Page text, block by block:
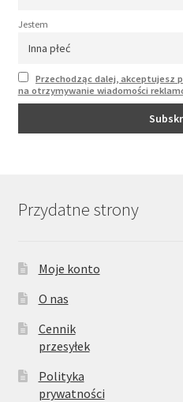
Jestem
Przechodząc dalej, akceptujesz
na otrzymywanie wiadomości
Przydatne strony
Moje konto
O nas
Cennik
przesyłek
Polityka
prywatności